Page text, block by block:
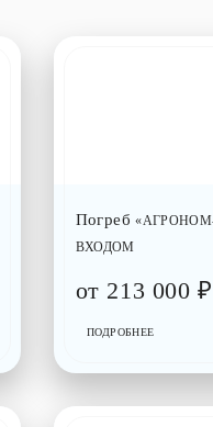
Погреб
ВХОДОМ
от 213 000₽
ПОДРОБНЕЕ